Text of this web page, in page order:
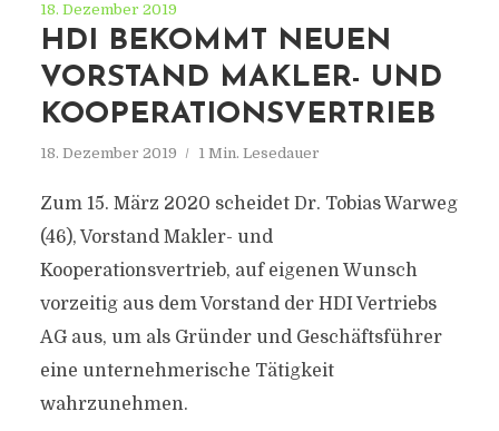
18. Dezember 2019
HDI BEKOMMT NEUEN
VORSTAND MAKLER- UND
KOOPERATIONSVERTRIEB
18. Dezember 2019 1 Min. Lesedauer
Zum 15. März 2020 scheidet Dr. Tobias Warweg
(46), Vorstand Makler- und
Kooperationsvertrieb, auf eigenen Wunsch
vorzeitig aus dem Vorstand der HDI Vertriebs
AG aus, um als Gründer und Geschäftsführer
eine unternehmerische Tätigkeit
wahrzunehmen.